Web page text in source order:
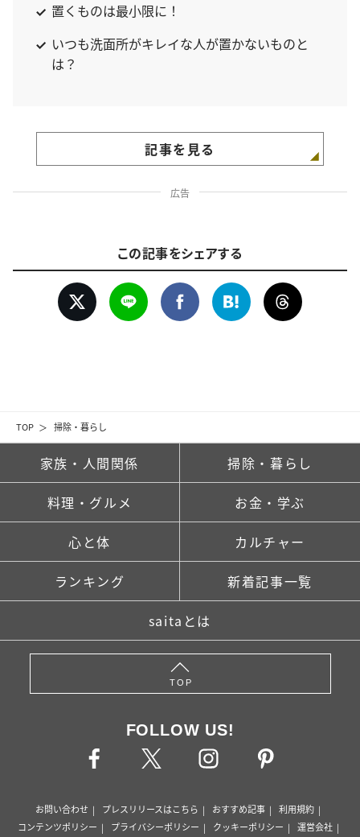
TOP 掃除・暮らし
置くものは最小限に！
いつも洗面所がキレイな人が置かないものと
は？
記事を見る
広告
この記事をシェアする
家族・人間関係 掃除・暮らし
料理・グルメ お金・学ぶ
心と体 カルチャー
ランキング 新着記事一覧
saitaとは
TOP
FOLLOW US!
お問い合わせ プレスリリースはこちら おすすめ記事
利用規約
コンテンツポリシー
プライバシーポリシー クッキーポリシー 運営会社